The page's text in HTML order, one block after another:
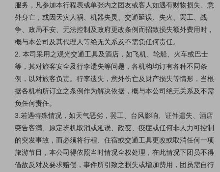
服务，凡参加本行程表或单张内之团友或客人如遇有财物损失、意
外身亡，或因天灾人祸、机器失灵、交通延误、失火、罢工、战
争、政局不安、无法控制及政府更改条例而招致损失额外费用时，
概与本公司及其代理人等绝无关系及不需负任何责任。
2. 本司采用之观光交通工具及酒店，如飞机、轮船、火车或巴士
等，其对旅客安全及行李遗失等问题，各机构均订有各种不同条
例，以对旅客负责。行李遗失，意外伤亡及财产损失等情形，当根
据各机构所订立之条例作为解决依据，概与本公司绝无关系及不需
负任何责任。
3.若遇特殊情况，如天气恶劣，罢工、台风影响、证件遗失、酒店
突告客满、原定班机取消或延误、政变、疫症或任何非人力可控制
的突发事故，而必须将行程、住宿或交通工具更改或取消任何一项
旅游节目，本公司得依照当时情况全权处理，在此情况下团员不得
借故反对及要求赔偿，事件所引致之损失或增加费用，团员需自行